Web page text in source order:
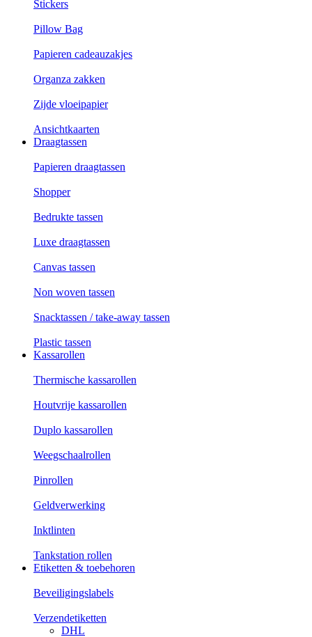
Stickers
Pillow Bag
Papieren cadeauzakjes
Organza zakken
Zijde vloeipapier
Ansichtkaarten
Draagtassen
Papieren draagtassen
Shopper
Bedrukte tassen
Luxe draagtassen
Canvas tassen
Non woven tassen
Snacktassen / take-away tassen
Plastic tassen
Kassarollen
Thermische kassarollen
Houtvrije kassarollen
Duplo kassarollen
Weegschaalrollen
Pinrollen
Geldverwerking
Inktlinten
Tankstation rollen
Etiketten & toebehoren
Beveiligingslabels
Verzendetiketten
DHL